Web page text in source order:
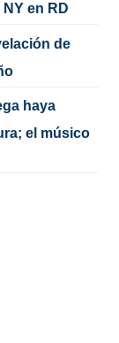
en RD
de
haya
el músico